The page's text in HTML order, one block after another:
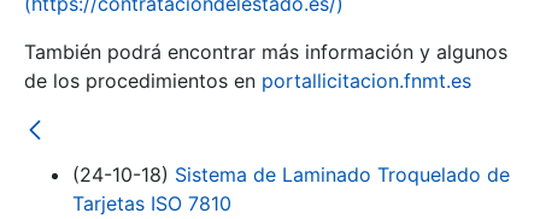
También podrá encontrar más información y algunos
de los procedimientos en portallicitacion.fnmt.es
(24-10-18) Sistema de Laminado Troquelado de
Tarjetas ISO 7810